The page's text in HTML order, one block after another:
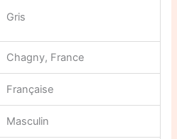
Gris
Chagny, France
Française
Masculin